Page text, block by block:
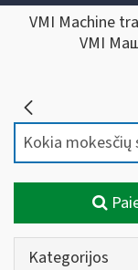
VMI Machine
VMI
Kategorijos